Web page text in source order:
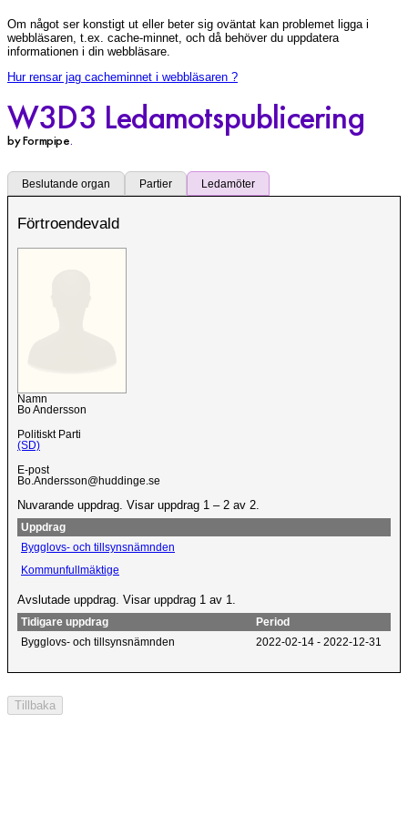
Om något ser konstigt ut eller beter sig oväntat kan problemet ligga i
webbläsaren, t.ex. cache-minnet, och då behöver du uppdatera
informationen i din webbläsare.
Hur rensar jag cacheminnet i webbläsaren ?
W3D3 Ledamotspublicering
by Formpipe.
Beslutande organ Partier Ledamöter
Förtroendevald
Namn
Bo Andersson
Politiskt Parti
(SD)
E-post
Bo.Andersson@huddinge.se
Nuvarande uppdrag. Visar uppdrag 1 – 2 av 2.
Uppdrag
Bygglovs- och tillsynsnämnden
Kommunfullmäktige
Avslutade uppdrag. Visar uppdrag 1 av 1.
Tidigare uppdrag
Period
Bygglovs- och tillsynsnämnden
2022-02-14 - 2022-12-31